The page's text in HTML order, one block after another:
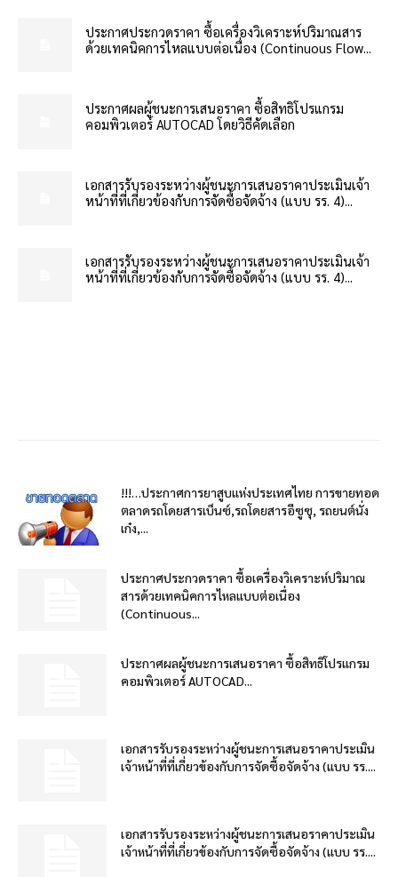
ประกาศประกวดราคา ซื้อเครื่องวิเคราะห์ปริมาณสาร
ด้วยเทคนิคการไหลแบบต่อเนื่อง (Continuous Flow...
ประกาศผลผู้ชนะการเสนอราคา ซื้อสิทธิโปรแกรม
คอมพิวเตอร์ AUTOCAD โดยวิธีคัดเลือก
เอกสารรับรองระหว่างผู้ชนะการเสนอราคาประเมินเจ้า
หน้าที่ที่เกี่ยวข้องกับการจัดซื้อจัดจ้าง (แบบ รร. 4)...
เอกสารรับรองระหว่างผู้ชนะการเสนอราคาประเมินเจ้า
หน้าที่ที่เกี่ยวข้องกับการจัดซื้อจัดจ้าง (แบบ รร. 4)...
!!!…ประกาศการยาสูบแห่งประเทศไทย การขายทอด
ตลาดรถโดยสารเบ็นซ์,รถโดยสารอีซูซุ, รถยนต์นั่ง
เก๋ง,...
ประกาศประกวดราคา ซื้อเครื่องวิเคราะห์ปริมาณ
สารด้วยเทคนิคการไหลแบบต่อเนื่อง
(Continuous...
ประกาศผลผู้ชนะการเสนอราคา ซื้อสิทธิโปรแกรม
คอมพิวเตอร์ AUTOCAD...
เอกสารรับรองระหว่างผู้ชนะการเสนอราคาประเมิน
เจ้าหน้าที่ที่เกี่ยวข้องกับการจัดซื้อจัดจ้าง (แบบ รร....
เอกสารรับรองระหว่างผู้ชนะการเสนอราคาประเมิน
เจ้าหน้าที่ที่เกี่ยวข้องกับการจัดซื้อจัดจ้าง (แบบ รร....